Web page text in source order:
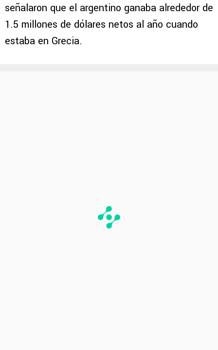
señalaron que el argentino ganaba alrededor de
1.5 millones de dólares netos al año cuando
estaba en Grecia.